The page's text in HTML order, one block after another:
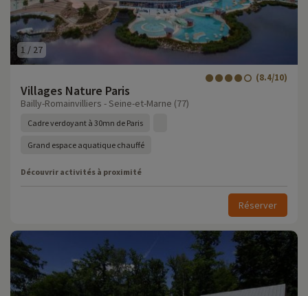
1 / 27
Villages Nature Paris
(8.4/10)
Bailly-Romainvilliers - Seine-et-Marne (77)
Cadre verdoyant à 30mn de Paris
Grand espace aquatique chauffé
Découvrir activités à proximité
Réserver